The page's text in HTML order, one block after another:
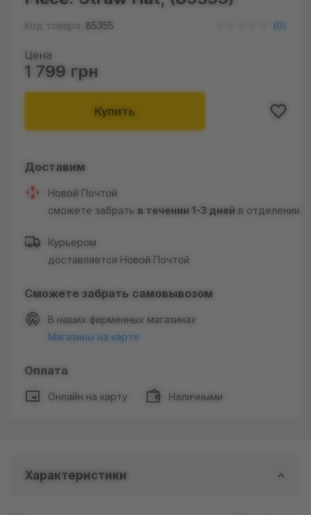
Код товара: 85355 (0)
Цена
1 799 грн
Купить
Доставим
Новой Почтой
сможете забрать в течении 1-3 дней в отделении
Курьером
доставляется Новой Почтой
Сможете забрать самовывозом
В наших фирменных магазинах
Магазины на карте
Оплата
Онлайн на карту Наличными
Характеристики